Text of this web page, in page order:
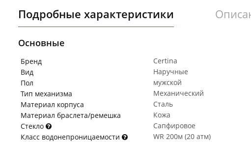
Подробные характеристики
Основные
Бренд
Certina
Вид
Наручные
Пол
мужской
Тип механизма
Механический
Материал корпуса
Сталь
Материал браслета/ремешка
Кожа
Стекло
Сапфировое
Класс водонепроницаемости
WR 200м (20 атм)